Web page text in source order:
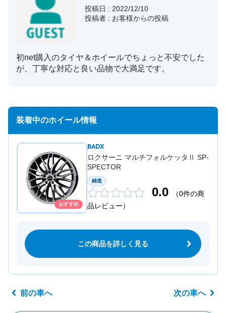
投稿日 : 2022/12/10
投稿者 : お客様からの投稿
初net購入のタイヤ＆ホイールでちょっと不安でした
が、丁寧な対応と良い品物で大満足です。
装着中のホイール情報
おすすめ
BADX
ロクサーニ マルチフォルケッタⅡ SP-
SPECTOR
鋳造
0.0
（0件の商
品レビュー）
この商品を詳しく見る
前の車へ 次の車へ